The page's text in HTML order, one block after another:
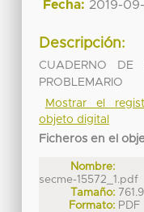
Fecha: 2019-
Descripción:
CUADERNO DE
PROBLEMARIO
Mostrar el
objeto digital
Ficheros en el
Nombre:
secme-15572_1.pdf
Tamaño:
Formato: PDF